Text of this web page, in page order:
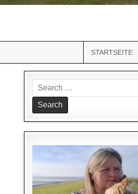
STARTSEITE
Search
for: